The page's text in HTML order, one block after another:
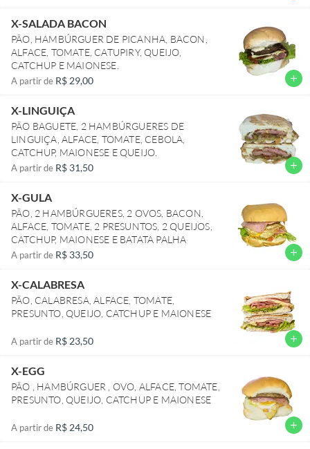
X-SALADA BACON
PÃO, HAMBÚRGUER DE PICANHA, BACON,
ALFACE, TOMATE, CATUPIRY, QUEIJO,
CATCHUP E MAIONESE.
A partir de R$ 29,00 add
X-LINGUIÇA
PÃO BAGUETE, 2 HAMBÚRGUERES DE
LINGUIÇA, ALFACE, TOMATE, CEBOLA,
CATCHUP, MAIONESE E QUEIJO.
A partir de R$ 31,50 add
X-GULA
PÃO, 2 HAMBÚRGUERES, 2 OVOS, BACON,
ALFACE, TOMATE, 2 PRESUNTOS, 2 QUEIJOS,
CATCHUP, MAIONESE E BATATA PALHA
A partir de R$ 33,50 add
X-CALABRESA
PÃO, CALABRESA, ALFACE, TOMATE,
PRESUNTO, QUEIJO, CATCHUP E MAIONESE
A partir de R$ 23,50 add
X-EGG
PÃO , HAMBÚRGUER , OVO, ALFACE, TOMATE,
PRESUNTO, QUEIJO, CATCHUP E MAIONESE
A partir de R$ 24,50 add